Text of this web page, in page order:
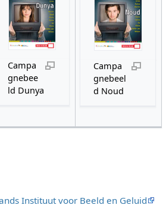
Campa
gnebee
ld Dunya
Campa
gnebeel
d Noud
Instituut voor Beeld en Geluid